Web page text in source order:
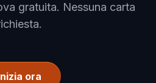
gratuita. Nessuna carta
ora